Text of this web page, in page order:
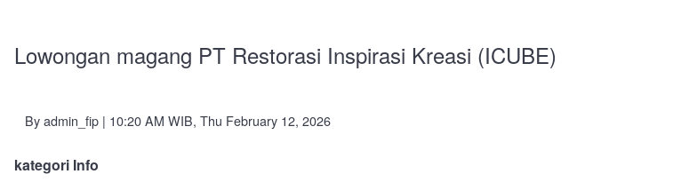
Lowongan magang PT Restorasi Inspirasi Kreasi (ICUBE)
Byadmin_fip | 10:20 AM WIB, Thu February 12, 2026
kategori Info